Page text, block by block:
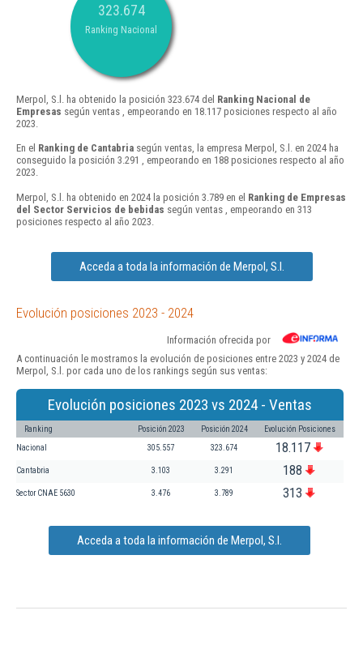
323.674
Ranking Nacional
Merpol, S.l. ha obtenido la posición 323.674 del Ranking Nacional de
Empresas según ventas , empeorando en 18.117 posiciones respecto al año
2023.
En el Ranking de Cantabria según ventas, la empresa Merpol, S.l. en 2024 ha
conseguido la posición 3.291 , empeorando en 188 posiciones respecto al año
2023.
Merpol, S.l. ha obtenido en 2024 la posición 3.789 en el Ranking de Empresas
del Sector Servicios de bebidas según ventas , empeorando en 313
posiciones respecto al año 2023.
Acceda a toda la información de Merpol, S.l.
Evolución posiciones 2023 - 2024
Información ofrecida por
A continuación le mostramos la evolución de posiciones entre 2023 y 2024 de
Merpol, S.l. por cada uno de los rankings según sus ventas:
Evolución posiciones 2023 vs 2024 - Ventas
Ranking Posición 2023 Posición 2024 Evolución Posiciones
Nacional 305.557 323.674 18.117
Cantabria 3.103 3.291 188
Sector CNAE 5630 3.476 3.789 313
Acceda a toda la información de Merpol, S.l.